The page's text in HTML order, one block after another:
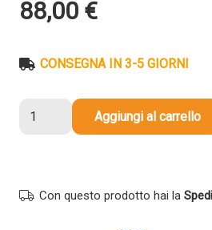
88,00 €
CONSEGNA IN 3-5 GIORNI
compatibile
NERO
Aggiungi al carrello
Con questo prodotto hai la